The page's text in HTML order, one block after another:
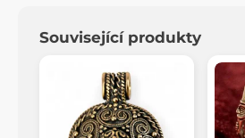
Související produkty